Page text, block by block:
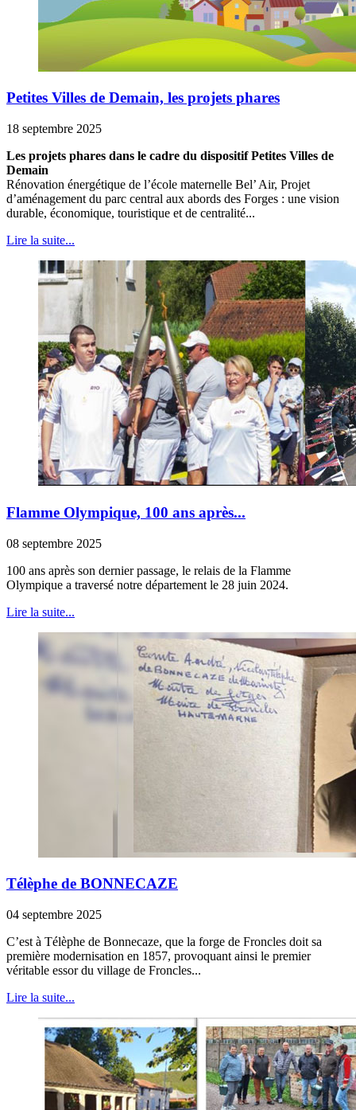
Petites Villes de Demain, les projets phares
18 septembre 2025
Les projets phares dans le cadre du dispositif Petites Villes de
Demain
Rénovation énergétique de l’école maternelle Bel’ Air, Projet
d’aménagement du parc central aux abords des Forges : une vision
durable, économique, touristique et de centralité...
Lire la suite...
Flamme Olympique, 100 ans après...
08 septembre 2025
100 ans après son dernier passage, le relais de la Flamme
Olympique a traversé notre département le 28 juin 2024.
Lire la suite...
Télèphe de BONNECAZE
04 septembre 2025
C’est à Télèphe de Bonnecaze, que la forge de Froncles doit sa
première modernisation en 1857, provoquant ainsi le premier
véritable essor du village de Froncles...
Lire la suite...